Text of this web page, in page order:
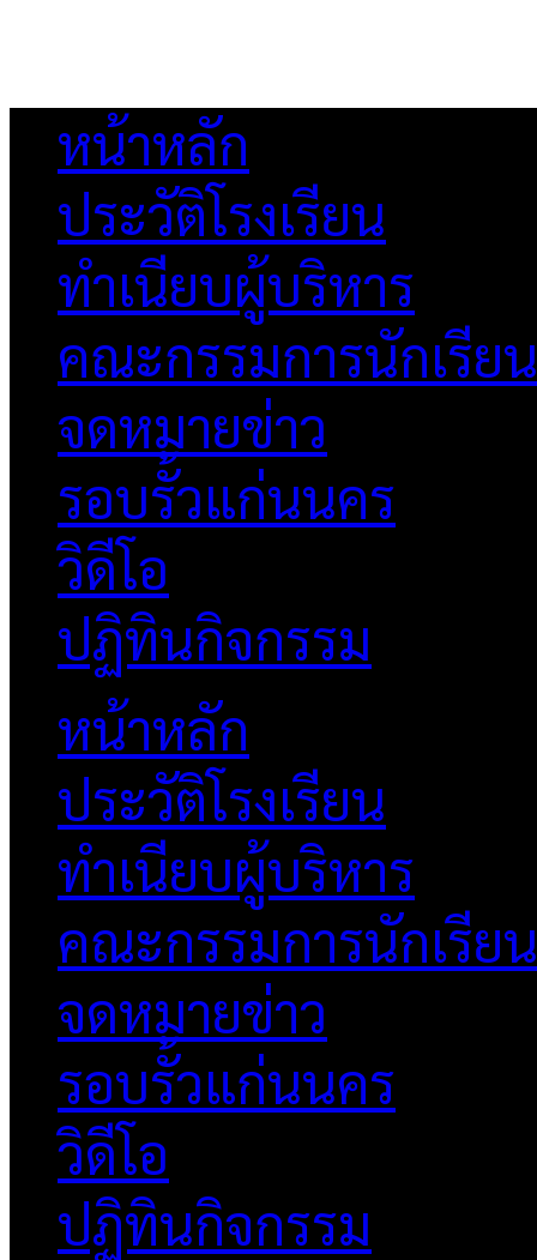
หน้าหลัก
ประวัติโรงเรียน
ทำเนียบผู้บริหาร
คณะกรรมการนักเรียน
จดหมายข่าว
รอบรั้วแก่นนคร
วิดีโอ
ปฏิทินกิจกรรม
หน้าหลัก
ประวัติโรงเรียน
ทำเนียบผู้บริหาร
คณะกรรมการนักเรียน
จดหมายข่าว
รอบรั้วแก่นนคร
วิดีโอ
ปฏิทินกิจกรรม